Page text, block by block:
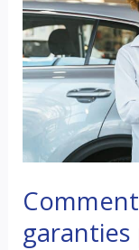
:
guide
complet
pour
bien
choisir